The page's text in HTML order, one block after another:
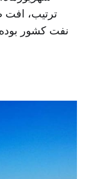
نفت کشور